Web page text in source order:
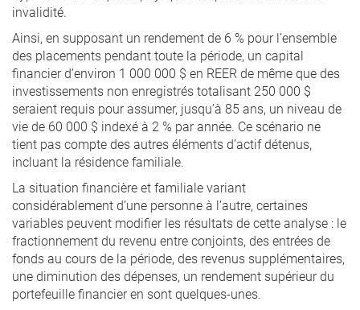
invalidité.
Ainsi, en supposant un rendement de 6 % pour l’ensemble
des placements pendant toute la période, un capital
financier d’environ 1 000 000 $ en REER de même que des
investissements non enregistrés totalisant 250 000 $
seraient requis pour assumer, jusqu’à 85 ans, un niveau de
vie de 60 000 $ indexé à 2 % par année. Ce scénario ne
tient pas compte des autres éléments d’actif détenus,
incluant la résidence familiale.
La situation financière et familiale variant
considérablement d’une personne à l’autre, certaines
variables peuvent modifier les résultats de cette analyse : le
fractionnement du revenu entre conjoints, des entrées de
fonds au cours de la période, des revenus supplémentaires,
une diminution des dépenses, un rendement supérieur du
portefeuille financier en sont quelques-unes.